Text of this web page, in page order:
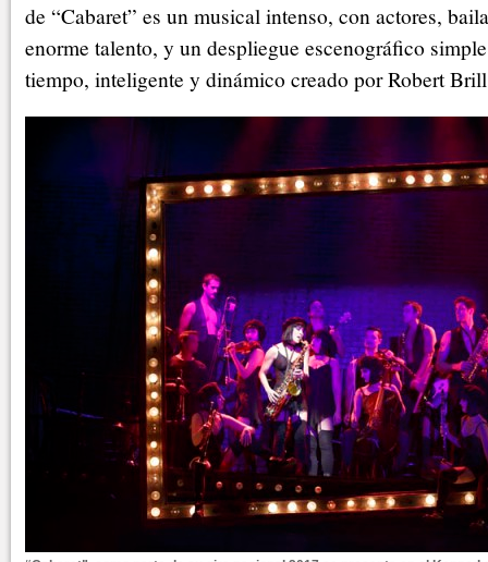
de “Cabaret” es un musical intenso, con actores,
enorme talento, y un despliegue escenográfico
tiempo, inteligente y dinámico creado por Robert